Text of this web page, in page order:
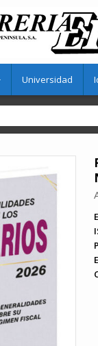
Universidad